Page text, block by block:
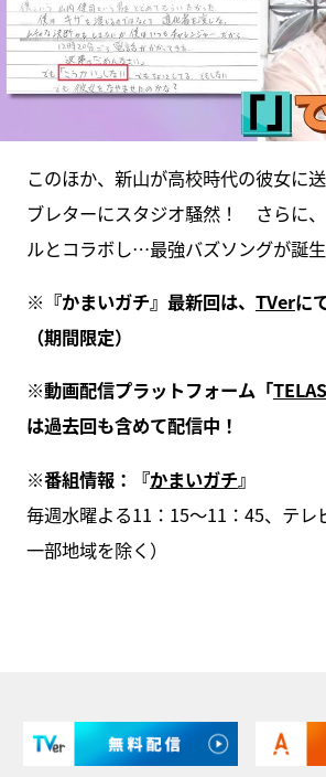
このほか、新山が高校時代の彼女に
ブレターにスタジオ騒然！ さらに
ルとコラボし…最強バズソングが誕
※『かまいガチ』最新回は、 TVerに
（期間限定）
※動画配信プラットフォーム「
は過去回も含めて配信中！
※番組情報：『かまいガチ』
毎週水曜よる11：15～11：45、テ
一部地域を除く）